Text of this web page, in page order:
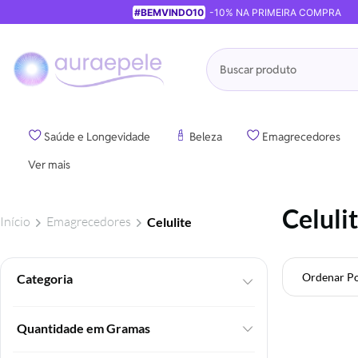
#BEMVINDO10 -10% NA PRIMEIRA COMPRA
Pesquisa
Saúde e Longevidade Beleza Emagrecedores
Ver mais
Foram
encontrados:
Ordenar
Início Emagrecedores Celulite
Quantidade em Gramas